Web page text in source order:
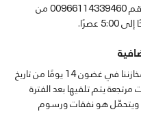
يمكنك أيضًا الاتصال بخدمة العملاء على الرقم 00966114339460 من
يجب أن تُستلم المنتجات المرتجعة في مخازننا في غضون 14 يومًا من تاريخ
يتم تلقيها بعد الفترة
ويتحمّل هو نفقات ورسوم